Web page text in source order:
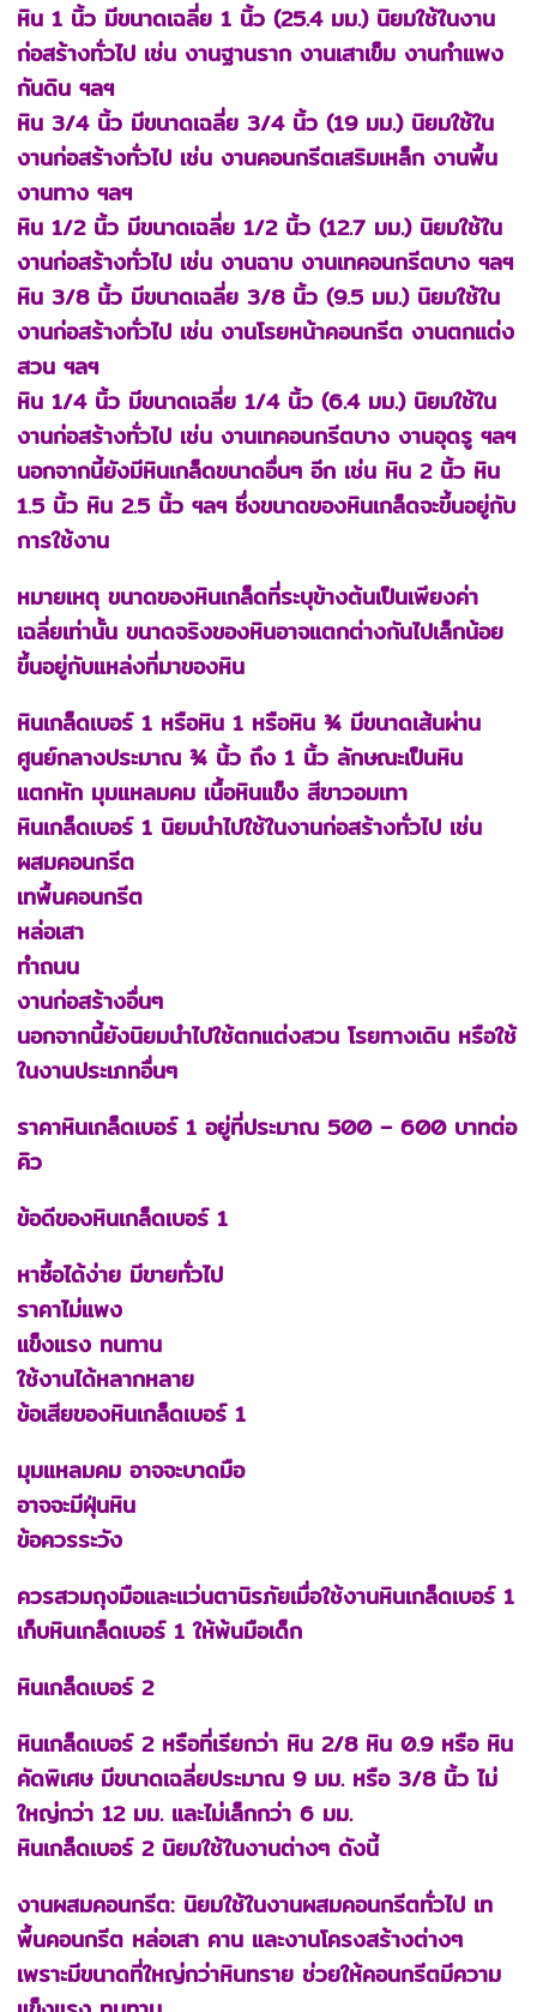
หิน 1 นิ้ว มีขนาดเฉลี่ย 1 นิ้ว (25.4 มม.) นิยมใช้ในงาน
ก่อสร้างทั่วไป เช่น งานฐานราก งานเสาเข็ม งานกำแพง
กันดิน ฯลฯ
หิน 3/4 นิ้ว มีขนาดเฉลี่ย 3/4 นิ้ว (19 มม.) นิยมใช้ใน
งานก่อสร้างทั่วไป เช่น งานคอนกรีตเสริมเหล็ก งานพื้น
งานทาง ฯลฯ
หิน 1/2 นิ้ว มีขนาดเฉลี่ย 1/2 นิ้ว (12.7 มม.) นิยมใช้ใน
งานก่อสร้างทั่วไป เช่น งานฉาบ งานเทคอนกรีตบาง ฯลฯ
หิน 3/8 นิ้ว มีขนาดเฉลี่ย 3/8 นิ้ว (9.5 มม.) นิยมใช้ใน
งานก่อสร้างทั่วไป เช่น งานโรยหน้าคอนกรีต งานตกแต่ง
สวน ฯลฯ
หิน 1/4 นิ้ว มีขนาดเฉลี่ย 1/4 นิ้ว (6.4 มม.) นิยมใช้ใน
งานก่อสร้างทั่วไป เช่น งานเทคอนกรีตบาง งานอุดรู ฯลฯ
นอกจากนี้ยังมีหินเกล็ดขนาดอื่นๆ อีก เช่น หิน 2 นิ้ว หิน
1.5 นิ้ว หิน 2.5 นิ้ว ฯลฯ ซึ่งขนาดของหินเกล็ดจะขึ้นอยู่กับ
การใช้งาน
หมายเหตุ ขนาดของหินเกล็ดที่ระบุข้างต้นเป็นเพียงค่า
เฉลี่ยเท่านั้น ขนาดจริงของหินอาจแตกต่างกันไปเล็กน้อย
ขึ้นอยู่กับแหล่งที่มาของหิน
หินเกล็ดเบอร์ 1 หรือหิน 1 หรือหิน ¾ มีขนาดเส้นผ่าน
ศูนย์กลางประมาณ ¾ นิ้ว ถึง 1 นิ้ว ลักษณะเป็นหิน
แตกหัก มุมแหลมคม เนื้อหินแข็ง สีขาวอมเทา
หินเกล็ดเบอร์ 1 นิยมนำไปใช้ในงานก่อสร้างทั่วไป เช่น
ผสมคอนกรีต
เทพื้นคอนกรีต
หล่อเสา
ทำถนน
งานก่อสร้างอื่นๆ
นอกจากนี้ยังนิยมนำไปใช้ตกแต่งสวน โรยทางเดิน หรือใช้
ในงานประเภทอื่นๆ
ราคาหินเกล็ดเบอร์ 1 อยู่ที่ประมาณ 500 – 600 บาทต่อ
คิว
ข้อดีของหินเกล็ดเบอร์ 1
หาซื้อได้ง่าย มีขายทั่วไป
ราคาไม่แพง
แข็งแรง ทนทาน
ใช้งานได้หลากหลาย
ข้อเสียของหินเกล็ดเบอร์ 1
มุมแหลมคม อาจจะบาดมือ
อาจจะมีฝุ่นหิน
ข้อควรระวัง
ควรสวมถุงมือและแว่นตานิรภัยเมื่อใช้งานหินเกล็ดเบอร์ 1
เก็บหินเกล็ดเบอร์ 1 ให้พ้นมือเด็ก
หินเกล็ดเบอร์ 2
หินเกล็ดเบอร์ 2 หรือที่เรียกว่า หิน 2/8 หิน 0.9 หรือ หิน
คัดพิเศษ มีขนาดเฉลี่ยประมาณ 9 มม. หรือ 3/8 นิ้ว ไม่
ใหญ่กว่า 12 มม. และไม่เล็กกว่า 6 มม.
หินเกล็ดเบอร์ 2 นิยมใช้ในงานต่างๆ ดังนี้
งานผสมคอนกรีต: นิยมใช้ในงานผสมคอนกรีตทั่วไป เท
พื้นคอนกรีต หล่อเสา คาน และงานโครงสร้างต่างๆ
เพราะมีขนาดที่ใหญ่กว่าหินทราย ช่วยให้คอนกรีตมีความ